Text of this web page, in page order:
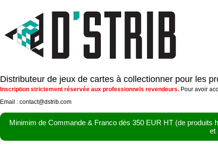
Distributeur de jeux de cartes à collectionner pour les
Inscription strictement réservée aux professionnels revendeurs. Pour avoir
Email : contact@dstrib.com
Minimim de Commande & Franco dès 350 EUR HT (de
et